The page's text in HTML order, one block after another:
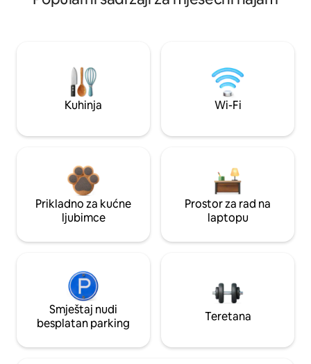
Kuhinja Wi-Fi
Prikladno za kućne
ljubimce
Prostor za rad na
laptopu
Smještaj nudi
besplatan parking
Teretana